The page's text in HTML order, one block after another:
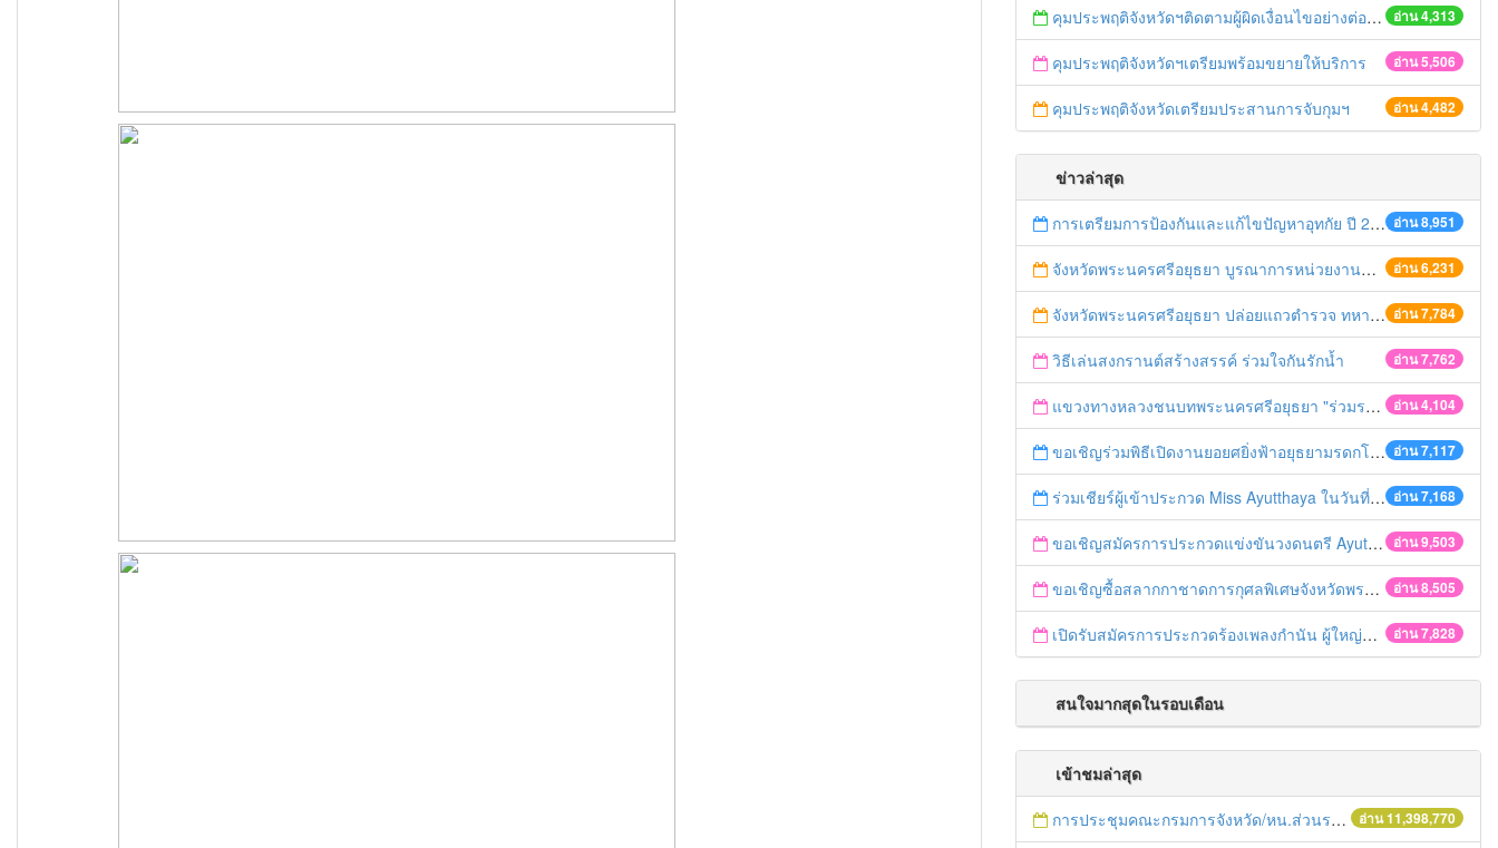
อ่าน 4,313
คุมประพฤติจังหวัดฯติดตามผู้ผิดเงื่อนไขอย่างต่อเนื่อง
อ่าน 5,506
คุมประพฤติจังหวัดฯเตรียมพร้อมขยายให้บริการ
อ่าน 4,482
คุมประพฤติจังหวัดเตรียมประสานการจับกุมฯ
ข่าวล่าสุด
อ่าน 8,951
การเตรียมการป้องกันและแก้ไขปัญหาอุทกัย ปี 2561
อ่าน 6,231
จังหวัดพระนครศรีอยุธยา บูรณาการหน่วยงานที่เกี่ยวข้อง ลงพื้นที่จัดระเบียบและดำเนินมาตรการตามบทลงโทษสูงสุดกับผู้ประกอบการร้านค้าที่ยังฝ่าฝืนตั้งร้านค้ารุกล้ำเขตพื้นที่ทางหลวง เตรียมความปลอดภัยก่อนเทศกาลสงกรานต์
อ่าน 7,784
จังหวัดพระนครศรีอยุธยา ปล่อยแถวตำรวจ ทหาร ฝ่ายปกครอง กว่า 100 นาย ตรวจเข้มท่ารถสาธารณะ สถานีขนส่งรถโดยสาร วินรถตู้ และสถานีรถไฟ เตรียมรับมือเทศกาลสงกรานต์
อ่าน 7,762
วิธีเล่นสงกรานต์สร้างสรรค์ ร่วมใจกันรักน้ำ
อ่าน 4,104
แขวงทางหลวงชนบทพระนครศรีอยุธยา "ร่วมรณรงค์ ขับช้า เปิดไฟหน้า คาดเข็มขัด" เทศกาลสงกรานต์ ปี 2561
อ่าน 7,117
ขอเชิญร่วมพิธีเปิดงานยอยศยิ่งฟ้าอยุธยามรดกโลก
อ่าน 7,168
ร่วมเชียร์ผู้เข้าประกวด Miss Ayutthaya ในวันที่ 15 ธันวาคม 2560
อ่าน 9,503
ขอเชิญสมัครการประกวดแข่งขันวงดนตรี Ayutthaya battle of the bands
อ่าน 8,505
ขอเชิญซื้อสลากกาชาดการกุศลพิเศษจังหวัดพระนครศรีอยุธยา 2560
อ่าน 7,828
เปิดรับสมัครการประกวดร้องเพลงกำนัน ผู้ใหญ่บ้าน ฯลฯ
สนใจมากสุดในรอบเดือน
เข้าชมล่าสุด
อ่าน 11,398,770
การประชุมคณะกรมการจังหวัด/หน.ส่วนราชการประจำเดือน มิถุนายน 2558